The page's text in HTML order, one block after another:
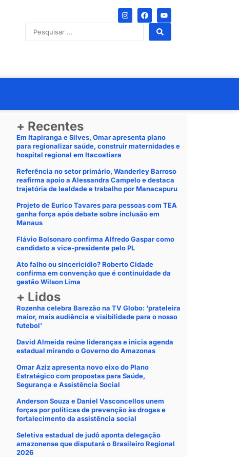
+ Recentes
Em Itapiranga e Silves, Omar apresenta plano
para regionalizar saúde, construir maternidades e
hospital regional em Itacoatiara
Referência no setor primário, Wanderley Barroso
reafirma apoio a Alessandra Campelo e destaca
trajetória de lealdade e trabalho por Manacapuru
Projeto de Eurico Tavares para pessoas com TEA
ganha força após debate sobre inclusão em
Manaus
Flávio Bolsonaro confirma Alfredo Gaspar como
candidato a vice-presidente pelo PL
Ato falho ou sincericídio? Roberto Cidade
confirma em convenção que é continuidade da
gestão Wilson Lima
+ Lidos
Rozenha celebra Barezão na TV Globo: ‘prateleira
maior, mais audiência e visibilidade para o nosso
futebol’
David Almeida reúne lideranças e inicia agenda
estadual mirando o Governo do Amazonas
Omar Aziz apresenta novo eixo do Plano
Estratégico com propostas para Saúde,
Segurança e Assistência Social
Anderson Souza e Daniel Vasconcellos unem
forças por políticas de prevenção às drogas e
fortalecimento da assistência social
Seletiva estadual de judô aponta delegação
amazonense que disputará o Brasileiro Regional
2026